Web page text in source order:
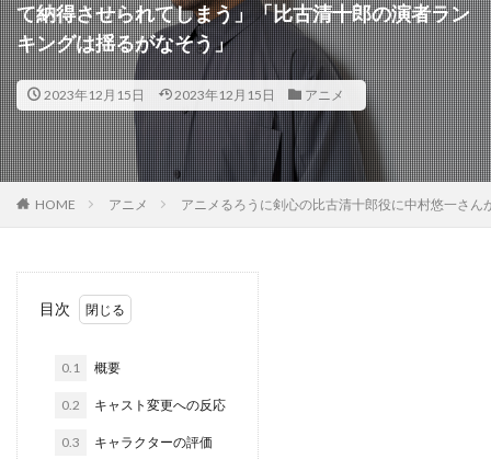
て納得させられてしまう」「比古清十郎の演者ラン
キングは揺るがなそう」
2023年12月15日 2023年12月15日 アニメ
HOME アニメ アニメるろうに剣心の比古清十郎役に中村悠一さ
目次
0.1 概要
0.2 キャスト変更への反応
0.3 キャラクターの評価